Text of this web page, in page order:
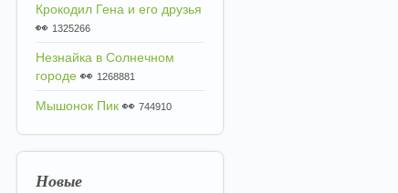
Крокодил Гена и его друзья
👀 1325266
Незнайка в Солнечном
городе 👀 1268881
Мышонок Пик 👀 744910
Новые